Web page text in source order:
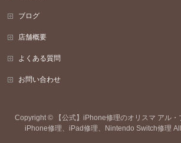
ブログ
店舗概要
よくある質問
お問い合わせ
Copyright ©
【公式】iPhone修理のオリスマ アル
iPhone修理、iPad修理、Nintendo Switch修理